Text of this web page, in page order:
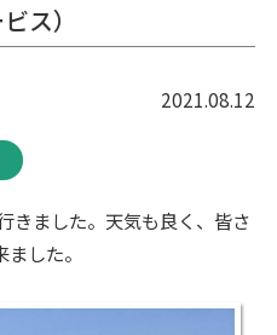
ス）
2021.08.12
きました。天気も良く、皆さ
した。